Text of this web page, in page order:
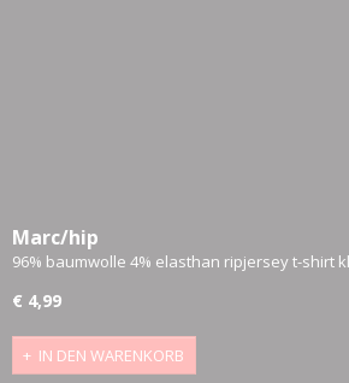
Marc/hip
96% baumwolle 4% elasthan ripjersey t-shirt
€ 4,99
IN DEN WARENKORB